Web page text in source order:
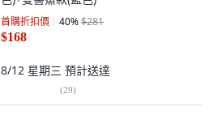
首購折扣價 40%$281
$168
8/12 星期三 預計送達
(29)